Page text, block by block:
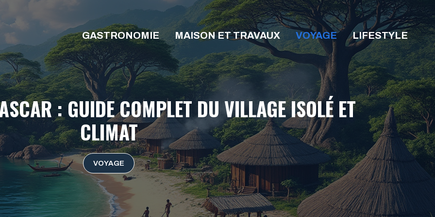
GASTRONOMIE MAISON ET TRAVAUX VOYAGE LIFESTYLE
: GUIDE COMPLET DU VILLAGE ISOLÉ ET
CLIMAT
VOYAGE